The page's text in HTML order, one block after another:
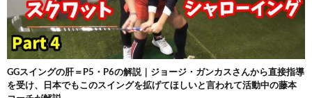
GGスイングの肝＝P5・P6の解説｜ジョージ・ガンカスさんから直接指導
を受け、日本でもこのスイングを拡げてほしいと言われて活動中の藤本